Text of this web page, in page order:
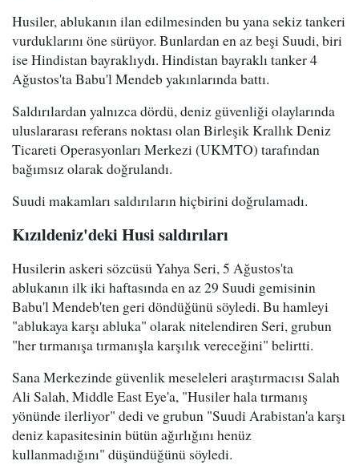
Husiler, ablukanın ilan edilmesinden bu yana sekiz tankeri
vurduklarını öne sürüyor. Bunlardan en az beşi Suudi, biri
ise Hindistan bayraklıydı. Hindistan bayraklı tanker 4
Ağustos'ta Babu'l Mendeb yakınlarında battı.
Saldırılardan yalnızca dördü, deniz güvenliği olaylarında
uluslararası referans noktası olan Birleşik Krallık Deniz
Ticareti Operasyonları Merkezi (UKMTO) tarafından
bağımsız olarak doğrulandı.
Suudi makamları saldırıların hiçbirini doğrulamadı.
Kızıldeniz'deki Husi saldırıları
Husilerin askeri sözcüsü Yahya Seri, 5 Ağustos'ta
ablukanın ilk iki haftasında en az 29 Suudi gemisinin
Babu'l Mendeb'ten geri döndüğünü söyledi. Bu hamleyi
"ablukaya karşı abluka" olarak nitelendiren Seri, grubun
"her tırmanışa tırmanışla karşılık vereceğini" belirtti.
Sana Merkezinde güvenlik meseleleri araştırmacısı Salah
Ali Salah, Middle East Eye'a, "Husiler hala tırmanış
yönünde ilerliyor" dedi ve grubun "Suudi Arabistan'a karşı
deniz kapasitesinin bütün ağırlığını henüz
kullanmadığını" düşündüğünü söyledi.